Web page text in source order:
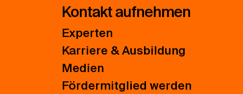
Kontakt aufnehmen
Experten
Karriere & Ausbildung
Medien
Fördermitglied werden